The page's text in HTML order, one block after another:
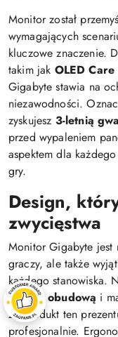
Monitor został
wymagających
kluczowe znaczenie.
takim jak OLED Care
Gigabyte stawia na
niezawodności.
zyskujesz 3-letnią
przed wypaleniem
aspektem dla
gry.
Design,
zwycięstwa
Monitor Gigabyte jest
graczy, ale także
każdego stanowiska.
czarną obudową i
że produkt ten
profesjonalnie.